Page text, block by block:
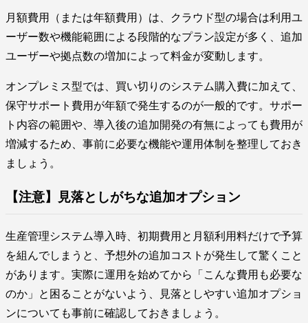
月額費用（または年額費用）は、クラウド型の場合は利用ユ
ーザー数や機能範囲による段階的なプラン設定が多く、追加
ユーザーや拠点数の増加によって料金が変動します。
オンプレミス型では、買い切りのシステム購入費に加えて、
保守サポート費用が年額で発生するのが一般的です。サポー
ト内容の範囲や、導入後の追加開発の有無によっても費用が
増減するため、事前に必要な機能や運用体制を整理しておき
ましょう。
【注意】見落としがちな追加オプション
生産管理システム導入時、初期費用と月額利用料だけで予算
を組んでしまうと、予想外の追加コストが発生して驚くこと
があります。実際に運用を始めてから「こんな費用も必要な
のか」と困ることがないよう、見落としやすい追加オプショ
ンについても事前に確認しておきましょう。